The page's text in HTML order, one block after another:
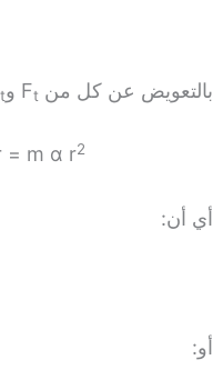
بالتعويض عن كل من F t وat
= m α r2
أي أن:
أو: